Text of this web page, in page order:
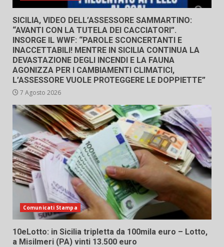
SICILIA, VIDEO DELL’ASSESSORE SAMMARTINO:
“AVANTI CON LA TUTELA DEI CACCIATORI”.
INSORGE IL WWF: “PAROLE SCONCERTANTI E
INACCETTABILI! MENTRE IN SICILIA CONTINUA LA
DEVASTAZIONE DEGLI INCENDI E LA FAUNA
AGONIZZA PER I CAMBIAMENTI CLIMATICI,
L’ASSESSORE VUOLE PROTEGGERE LE DOPPIETTE”
7 Agosto 2026
Comunicati Stampa
10eLotto: in Sicilia tripletta da 100mila euro – Lotto,
a Misilmeri (PA) vinti 13.500 euro